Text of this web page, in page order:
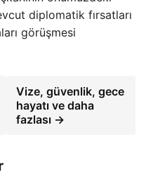
diplomatik fırsatları
görüşmesi
Vize, güvenlik, gece
hayatı ve daha
fazlası →